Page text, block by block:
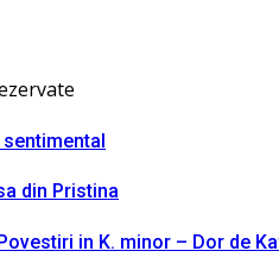
din Pristina
in K. minor – Dor de